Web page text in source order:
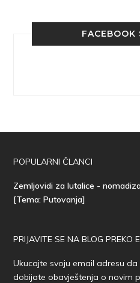
FACEBOOK
POPULARNI ČLANCI
Zemljovidi za lutalice -
[Tema: Putovanja]
PRIJAVITE SE NA BLOG PREKO
Ukucajte svoju email adresu
dobijate obavještenja o novim